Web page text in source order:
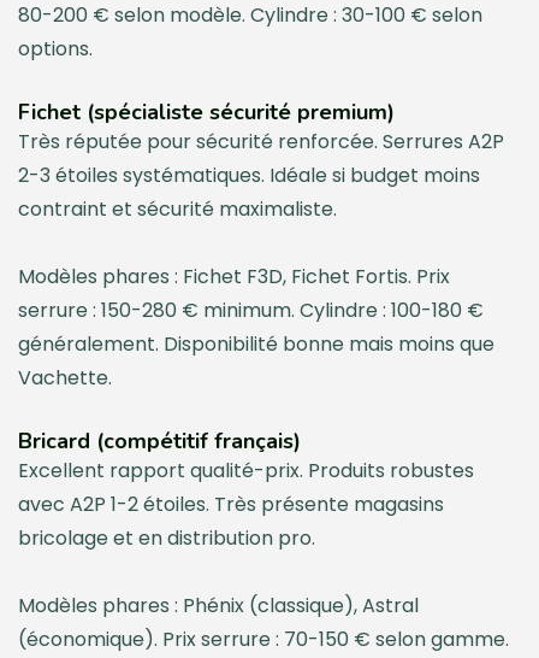
80-200 € selon modèle. Cylindre : 30-100 € selon
options.
Fichet (spécialiste sécurité premium)
Très réputée pour sécurité renforcée. Serrures A2P
2-3 étoiles systématiques. Idéale si budget moins
contraint et sécurité maximaliste.
Modèles phares : Fichet F3D, Fichet Fortis. Prix
serrure : 150-280 € minimum. Cylindre : 100-180 €
généralement. Disponibilité bonne mais moins que
Vachette.
Bricard (compétitif français)
Excellent rapport qualité-prix. Produits robustes
avec A2P 1-2 étoiles. Très présente magasins
bricolage et en distribution pro.
Modèles phares : Phénix (classique), Astral
(économique). Prix serrure : 70-150 € selon gamme.